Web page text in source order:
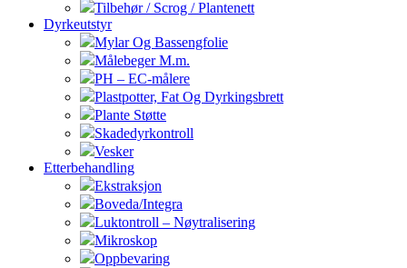
Tilbehør / Scrog / Plantenett
Dyrkeutstyr
Mylar Og Bassengfolie
Målebeger M.m.
PH – EC-målere
Plastpotter, Fat Og Dyrkingsbrett
Plante Støtte
Skadedyrkontroll
Vesker
Etterbehandling
Ekstraksjon
Boveda/Integra
Luktontroll – Nøytralisering
Mikroskop
Oppbevaring